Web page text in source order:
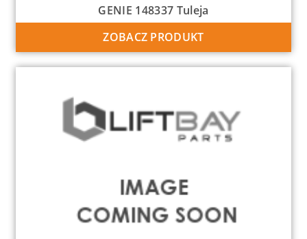
GENIE 148337 Tuleja
ZOBACZ PRODUKT